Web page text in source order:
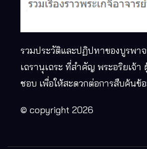
รวมประวัติและปฏิปทาของบูรพา
เถรานุเถระ ที่สำคัญ พระอริยเจ้
ชอบ เพื่อให้สะดวกต่อการสืบค้นข้
© copyright 2026